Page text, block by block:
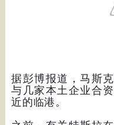
据彭博报道，马斯
与几家本土企业合
近的临港。